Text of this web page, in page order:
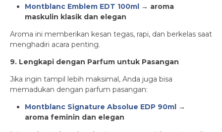
Montblanc Emblem EDT 100ml → aroma
maskulin klasik dan elegan
Aroma ini memberikan kesan tegas, rapi, dan berkelas saat
menghadiri acara penting.
9. Lengkapi dengan Parfum untuk Pasangan
Jika ingin tampil lebih maksimal, Anda juga bisa
memadukan dengan parfum pasangan:
Montblanc Signature Absolue EDP 90ml →
aroma feminin dan elegan